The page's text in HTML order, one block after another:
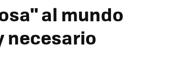
al mundo
necesario